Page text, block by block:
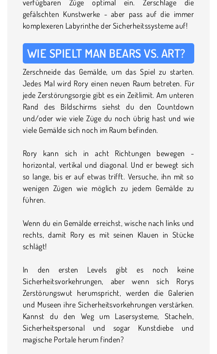
verfügbaren Züge optimal ein. Zerschlage die
gefälschten Kunstwerke - aber pass auf die immer
komplexeren Labyrinthe der Sicherheitssysteme auf!
WIE SPIELT MAN BEARS VS. ART?
Zerschneide das Gemälde, um das Spiel zu starten.
Jedes Mal wird Rory einen neuen Raum betreten. Für
jede Zerstörungsorgie gibt es ein Zeitlimit. Am unteren
Rand des Bildschirms siehst du den Countdown
und/oder wie viele Züge du noch übrig hast und wie
viele Gemälde sich noch im Raum befinden.
Rory kann sich in acht Richtungen bewegen -
horizontal, vertikal und diagonal. Und er bewegt sich
so lange, bis er auf etwas trifft. Versuche, ihn mit so
wenigen Zügen wie möglich zu jedem Gemälde zu
führen.
Wenn du ein Gemälde erreichst, wische nach links und
rechts, damit Rory es mit seinen Klauen in Stücke
schlägt!
In den ersten Levels gibt es noch keine
Sicherheitsvorkehrungen, aber wenn sich Rorys
Zerstörungswut herumspricht, werden die Galerien
und Museen ihre Sicherheitsvorkehrungen verstärken.
Kannst du den Weg um Lasersysteme, Stacheln,
Sicherheitspersonal und sogar Kunstdiebe und
magische Portale herum finden?